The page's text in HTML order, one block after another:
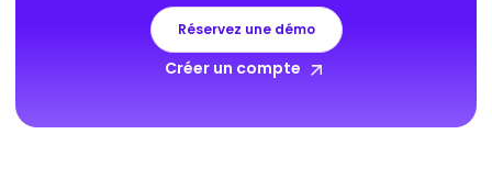
Réservez une démo
Créer un compte